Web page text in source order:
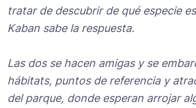
tratar de descubrir de qué especie
Kaban sabe la respuesta.
Las dos se hacen amigas y se
hábitats, puntos de referencia y
del parque, donde esperan arrojar